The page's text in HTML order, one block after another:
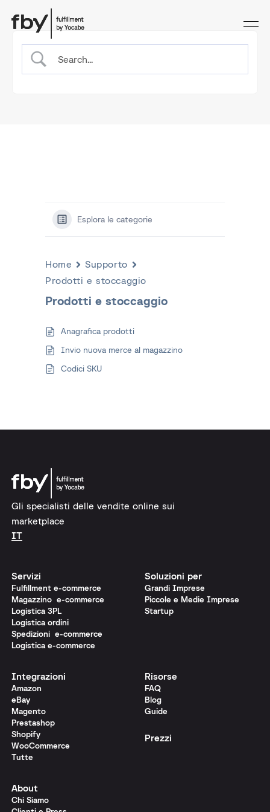
Esplora le categorie
Home
Supporto
Prodotti e stoccaggio
Prodotti e stoccaggio
Anagrafica prodotti
Invio nuova merce al magazzino
Codici SKU
Gli specialisti delle vendite online sui
marketplace
IT
Servizi
Fulfillment e-commerce
Magazzino e-commerce
Logistica 3PL
Logistica ordini
Spedizioni e-commerce
Logistica e-commerce
Soluzioni per
Grandi Imprese
Piccole e Medie Imprese
Startup
Integrazioni
Amazon
eBay
Magento
Prestashop
Shopify
WooCommerce
Tutte
Risorse
FAQ
Blog
Guide
Prezzi
About
Chi Siamo